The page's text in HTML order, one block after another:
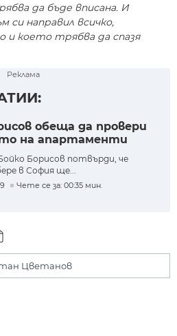
да бъде вписана. И
си направил всичко,
и което трябва да спазя
Реклама
обеща да провери
на апартаменти
Борисов потвърди, че
в София ще...
Чете се за: 00:35 мин.
Цветанов